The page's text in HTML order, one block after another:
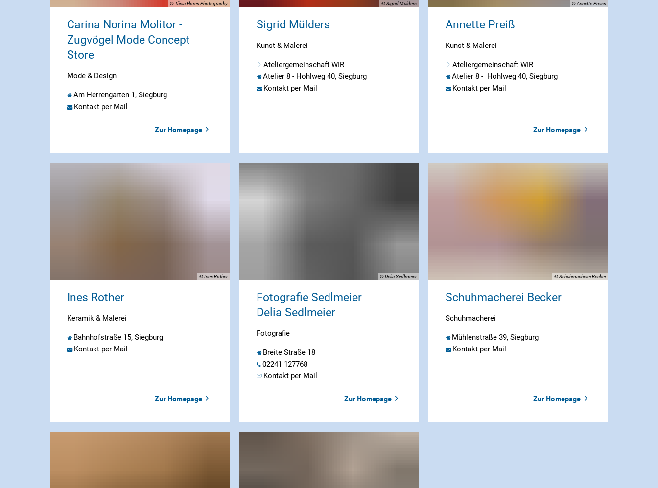
© Tânia Flores Photography
Carina Norina Molitor -
Zugvögel Mode Concept
Store
Mode & Design
Am Herrengarten 1, Siegburg
Kontakt per Mail
Zur Homepage
© Sigrid Mülders
Sigrid Mülders
Kunst & Malerei
Ateliergemeinschaft WIR
Atelier 8 - Hohlweg 40, Siegburg
Kontakt per Mail
© Annette Preiss
Annette Preiß
Kunst & Malerei
Ateliergemeinschaft WIR
Atelier 8 - Hohlweg 40, Siegburg
Kontakt per Mail
Zur Homepage
© Ines Rother
Ines Rother
Keramik & Malerei
Bahnhofstraße 15, Siegburg
Kontakt per Mail
Zur Homepage
© Delia Sedlmeier
Fotografie Sedlmeier
Delia Sedlmeier
Fotografie
Breite Straße 18
02241 127768
Kontakt per Mail
Zur Homepage
© Schuhmacherei Becker
Schuhmacherei Becker
Schuhmacherei
Mühlenstraße 39, Siegburg
Kontakt per Mail
Zur Homepage